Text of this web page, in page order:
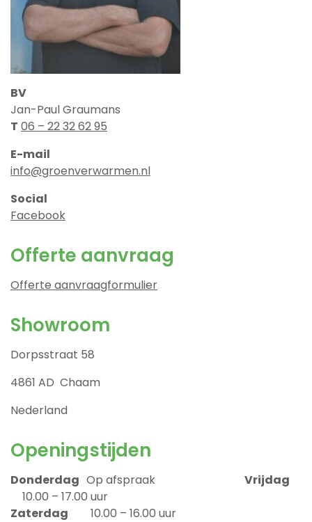
BV
Jan-Paul Graumans
T 06 – 22 32 62 95
E-mail
info@groenverwarmen.nl
Social
Facebook
Offerte aanvraag
Offerte aanvraagformulier
Showroom
Dorpsstraat 58
4861 AD Chaam
Nederland
Openingstijden
Donderdag Op afspraak Vrijdag
10.00 – 17.00 uur
Zaterdag 10.00 – 16.00 uur